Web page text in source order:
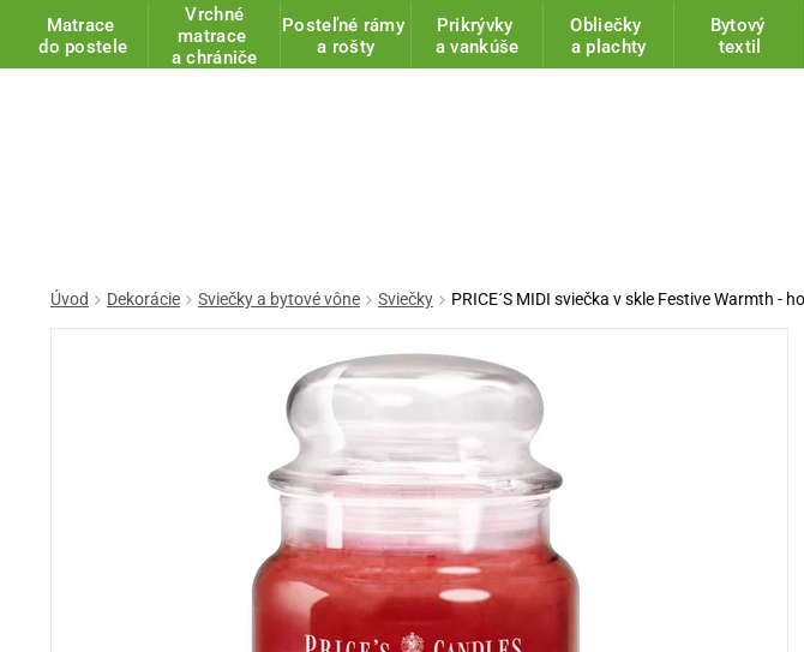
Matrace
do postele
Vrchné
matrace
a chrániče
Posteľné rámy
a rošty
Prikrývky
a vankúše
Obliečky
a plachty
Bytový
textil
Úvod Dekorácie Sviečky a bytové vône Sviečky PRICE´S MIDI sviečka v skle Festive Warmth -